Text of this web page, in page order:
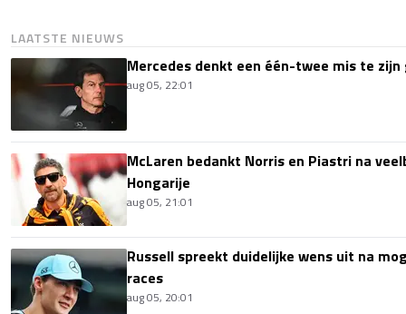
LAATSTE NIEUWS
Mercedes denkt een één-twee mis te
aug 05, 22:01
McLaren bedankt Norris en Piastri na
Hongarije
aug 05, 21:01
Russell spreekt duidelijke wens uit na
races
aug 05, 20:01